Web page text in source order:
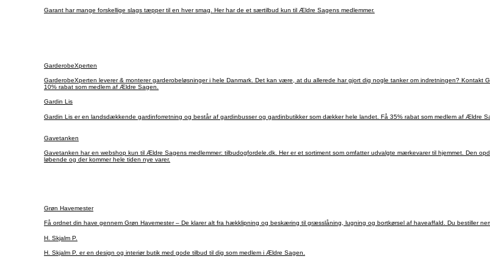
Garant har mange forskellige slags tæpper til en hver smag. Her har de et særtilbud kun til Ældre Sagens medlemmer.
GarderobeXperten
GarderobeXperten leverer & monterer garderobeløsninger i hele Danmark. Det kan være, at du allerede har gjort dig nogle tanker om indretningen? Kontakt GarderobeXperten og få professionel rådgivning til løsninger der matcher dine ønsker og behov. Få
10% rabat som medlem af Ældre Sagen.
Gardin Lis
Gardin Lis er en landsdækkende gardinforretning og består af gardinbusser og gardinbutikker som dækker hele landet. Få 35% rabat som medlem af Ældre
Gavetanken
Gavetanken har en webshop kun til Ældre Sagens medlemmer: tilbudogfordele.dk. Her er et sortiment som omfatter udvalgte mærkevarer til hjemmet. Den
løbende og der kommer hele tiden nye varer.
Grøn Havemester
Få ordnet din have gennem Grøn Havemester – De klarer alt fra hækklipning og beskæring til græsslåning, lugning og bortkørsel af haveaffald. Du bestiller
H. Skjalm P.
H. Skjalm P. er en design og interiør butik med gode tilbud til dig som medlem i Ældre Sagen.